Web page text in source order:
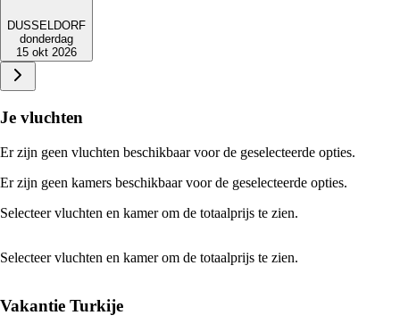
DUSSELDORF
donderdag
15 okt 2026
Je vluchten
Er zijn geen vluchten beschikbaar voor de geselecteerde opties.
Er zijn geen kamers beschikbaar voor de geselecteerde opties.
Selecteer vluchten en kamer om de totaalprijs te zien.
Selecteer vluchten en kamer om de totaalprijs te zien.
Vakantie Turkije